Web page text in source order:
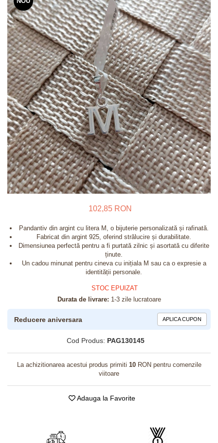
Bijuterii pentru barbati
Inele
Lanturi
Bratari
Talismane
Verighete
Bijuterii din argint placate cu aur
24K
102,85 RON
Pandantiv din argint cu litera M, o bijuterie personalizată și rafinată.
Fabricat din argint 925, oferind strălucire și durabilitate.
Dimensiunea perfectă pentru a fi purtată zilnic și asortată cu diferite
ținute.
Un cadou minunat pentru cineva cu inițiala M sau ca o expresie a
identității personale.
STOC EPUIZAT
Durata de livrare: 1-3 zile lucratoare
Reducere aniversara APLICA CUPON
Cod Produs: PAG130145
La achizitionarea acestui produs primiti 10RON pentru comenzile
viitoare
Adauga la Favorite